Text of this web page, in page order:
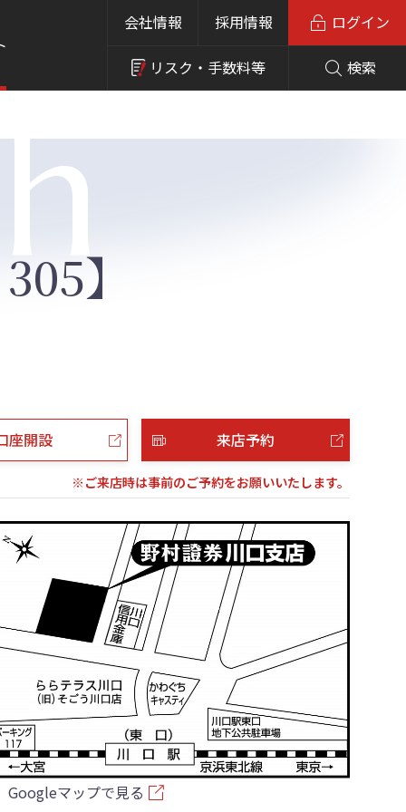
会社情報 採用情報
リスク・ 手数料等 検索
ログイン
】
座開設 来店予約
※ご来店時は事前のご予約をお願いいたします。
Googleマップで見る